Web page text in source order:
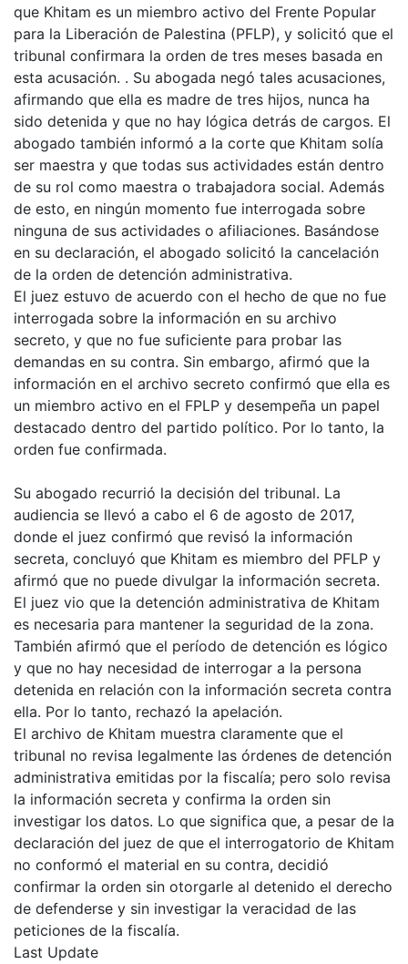
que Khitam es un miembro activo del Frente Popular
para la Liberación de Palestina (PFLP), y solicitó que el
tribunal confirmara la orden de tres meses basada en
esta acusación. . Su abogada negó tales acusaciones,
afirmando que ella es madre de tres hijos, nunca ha
sido detenida y que no hay lógica detrás de cargos. El
abogado también informó a la corte que Khitam solía
ser maestra y que todas sus actividades están dentro
de su rol como maestra o trabajadora social. Además
de esto, en ningún momento fue interrogada sobre
ninguna de sus actividades o afiliaciones. Basándose
en su declaración, el abogado solicitó la cancelación
de la orden de detención administrativa.
El juez estuvo de acuerdo con el hecho de que no fue
interrogada sobre la información en su archivo
secreto, y que no fue suficiente para probar las
demandas en su contra. Sin embargo, afirmó que la
información en el archivo secreto confirmó que ella es
un miembro activo en el FPLP y desempeña un papel
destacado dentro del partido político. Por lo tanto, la
orden fue confirmada.
Su abogado recurrió la decisión del tribunal. La
audiencia se llevó a cabo el 6 de agosto de 2017,
donde el juez confirmó que revisó la información
secreta, concluyó que Khitam es miembro del PFLP y
afirmó que no puede divulgar la información secreta.
El juez vio que la detención administrativa de Khitam
es necesaria para mantener la seguridad de la zona.
También afirmó que el período de detención es lógico
y que no hay necesidad de interrogar a la persona
detenida en relación con la información secreta contra
ella. Por lo tanto, rechazó la apelación.
El archivo de Khitam muestra claramente que el
tribunal no revisa legalmente las órdenes de detención
administrativa emitidas por la fiscalía; pero solo revisa
la información secreta y confirma la orden sin
investigar los datos. Lo que significa que, a pesar de la
declaración del juez de que el interrogatorio de Khitam
no conformó el material en su contra, decidió
confirmar la orden sin otorgarle al detenido el derecho
de defenderse y sin investigar la veracidad de las
peticiones de la fiscalía.
Last Update